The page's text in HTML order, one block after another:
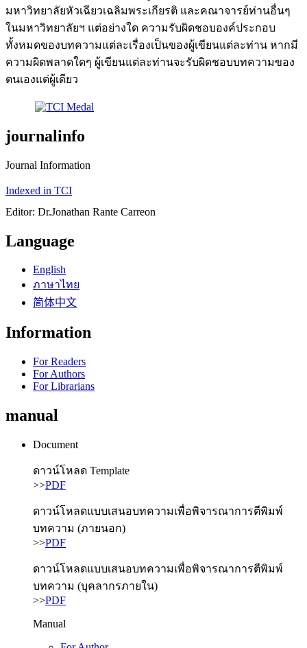
มหาวิทยาลัยหัวเฉียวเฉลิมพระเกียรติ และคณาจารย์ท่านอื่นๆ
ในมหาวิทยาลัยฯ แต่อย่างใด ความรับผิดชอบองค์ประกอบ
ทั้งหมดของบทความแต่ละเรื่องเป็นของผู้เขียนแต่ละท่าน หากมี
ความผิดพลาดใดๆ ผู้เขียนแต่ละท่านจะรับผิดชอบบทความของ
ตนเองแต่ผู้เดียว
journalinfo
Journal Information
Indexed in TCI
Editor: Dr.Jonathan Rante Carreon
Language
English
ภาษาไทย
简体中文
Information
For Readers
For Authors
For Librarians
manual
Document
ดาวน์โหลด Template
>>PDF
ดาวน์โหลดแบบเสนอบทความเพื่อพิจารณาการตีพิมพ์
บทความ (ภายนอก)
>>PDF
ดาวน์โหลดแบบเสนอบทความเพื่อพิจารณาการตีพิมพ์
บทความ (บุคลากรภายใน)
>>PDF
Manual